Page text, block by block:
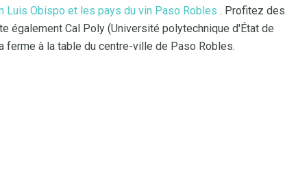
Luis Obispo et les pays du vin Paso Robles . Profitez des
également Cal Poly (Université polytechnique d'État de
à la table du centre-ville de Paso Robles.